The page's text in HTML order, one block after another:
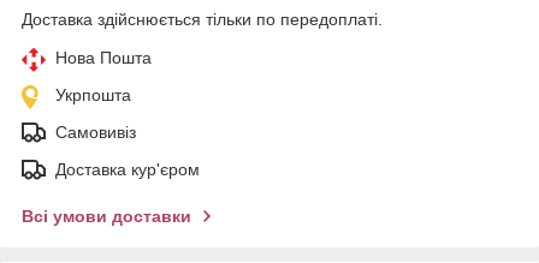
Доставка здійснюється тільки по передоплаті.
Нова Пошта
Укрпошта
Самовивіз
Доставка кур'єром
Всі умови доставки